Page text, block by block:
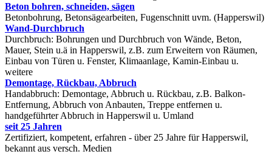
Beton bohren, schneiden, sägen
Betonbohrung, Betonsägearbeiten, Fugenschnitt uvm. (Happerswil)
Wand-Durchbruch
Durchbruch: Bohrungen und Durchbruch von Wände, Beton,
Mauer, Stein u.ä in Happerswil, z.B. zum Erweitern von Räumen,
Einbau von Türen u. Fenster, Klimaanlage, Kamin-Einbau u.
weitere
Demontage, Rückbau, Abbruch
Handabbruch: Demontage, Abbruch u. Rückbau, z.B. Balkon-
Entfernung, Abbruch von Anbauten, Treppe entfernen u.
handgeführter Abbruch in Happerswil u. Umland
seit 25 Jahren
Zertifiziert, kompetent, erfahren - über 25 Jahre für Happerswil,
bekannt aus versch. Medien